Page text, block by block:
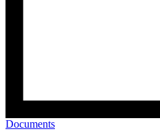
Documents